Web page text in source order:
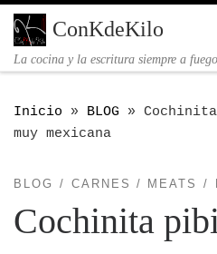
Saltar al contenido
ConKdeKilo
La cocina y la escritura siempre a
Inicio » BLOG »
muy mexicana
BLOG CARNES / MEATS
Cochinita